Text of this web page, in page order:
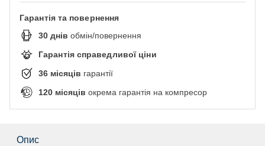
Гарантія та повернення
30 днів обмін/повернення
Гарантія справедливої ціни
36 місяців гарантії
120 місяців окрема гарантія на компресор
Опис